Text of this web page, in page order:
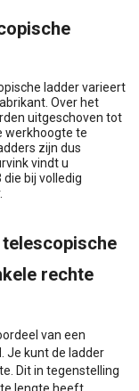
ladder varieert
Over het
uitgeschoven tot
werkhoogte te
zijn dus
vindt u
bij volledig
rechte
van een
Je kunt de ladder
Dit in tegenstelling
lengte heeft.